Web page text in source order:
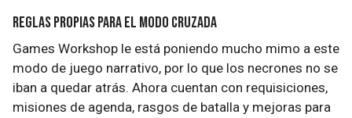
Reglas propias para el modo cruzada
Games Workshop le está poniendo mucho mimo a este
modo de juego narrativo, por lo que los necrones no se
iban a quedar atrás. Ahora cuentan con requisiciones,
misiones de agenda, rasgos de batalla y mejoras para